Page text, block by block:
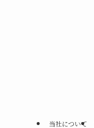
当社について